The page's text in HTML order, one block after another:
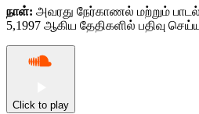
நாள்: அவரது நேர்காணல் மற்றும் பாடல்
5,1997 ஆகிய தேதிகளில் பதிவு
Click to play